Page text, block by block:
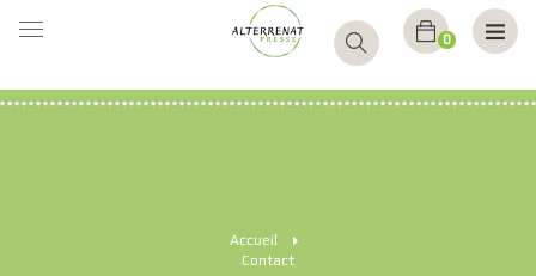
BASCULER
NAVIGATION
0
Accueil
>
Contact